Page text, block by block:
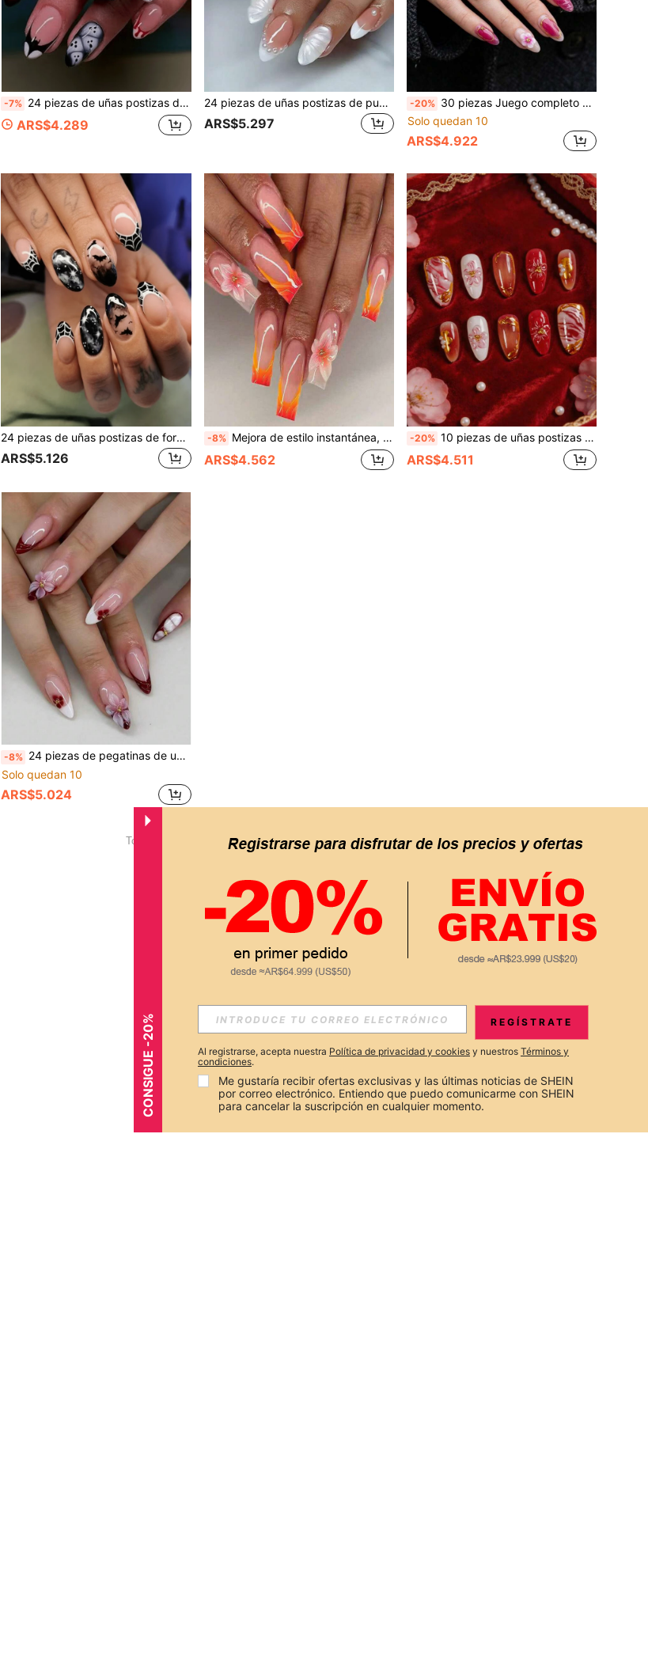
-7% 24 piezas de uñas postizas de presión para Halloween, uñas falsas largas de almendra, diseño de fantasma, murciélago, araña y goteo de sangre, uñas acrílicas de cobertura completa en color nude y negro brillante para mujeres, fiesta de Halloween, cosplay y manicura
ARS$4.289
24 piezas de uñas postizas de punta francesa color nude, uñas falsas largas de almendra con decoración de perlas, volantes y cristales 3D en relieve, arte de uñas acrílicas de cobertura completa reutilizables y brillantes para manicura de boda y uso diario
ARS$5.297
-20% 30 piezas Juego completo de uñas postizas con pestañas de pegamento de gelatina, lima de uñas y palito de madera, uñas falsas 3D de Sakura y línea dorada, uñas falsas de color rosa degradado brillante en forma de almendra, accesorios de manicura elegantes para mujeres para uso diario, citas, fiestas, viajes y uso casual
Solo quedan 10
ARS$4.922
24 piezas de uñas postizas de forma de almendra para Halloween, uñas falsas con degradado de nude brillante a negro, estampado de murciélago, telaraña y cielo estrellado, uñas acrílicas reutilizables de cobertura completa, adecuadas para mujeres en fiestas de Halloween, cosplay, manicura de estilo gótico
ARS$5.126
-8% Mejora de estilo instantánea, 24 piezas/set de uñas postizas de presión de longitud media francesa, azul tubular, perla 3D fresca, ola floral, línea con borde dorado, degradado de purpurina, glamour, añade un ambiente romántico, te hace lucir talla grande dulce, suministros de arte de uñas
ARS$4.562
-20% 10 piezas de uñas postizas de almendra para pegar, uñas falsas estilo chino rojo y dorado con flor de cerezo 3D y remolino de mármol, perla y borde dorado, con pegamento de gelatina y lima de uñas, uñas acrílicas reutilizables para novia para mujeres
ARS$4.511
-8% 24 piezas de pegatinas de uñas de gel 3D con forma de almendra, crea manicura francesa con flores blancas y perlas, tamaño mediano, kit de uñas acrílicas con ajuste perfecto, incluye: 1 pieza de gel de gelatina y 1 pieza de lima de uñas
Solo quedan 10
ARS$5.024
Total de 1 páginas 1
CONSIGUE -20% REGÍSTRATE
Al registrarse, acepta nuestra Política de privacidad y cookies y nuestros Términos y
condiciones.
Me gustaría recibir ofertas exclusivas y las últimas noticias de SHEIN
por correo electrónico. Entiendo que puedo comunicarme con SHEIN
para cancelar la suscripción en cualquier momento.